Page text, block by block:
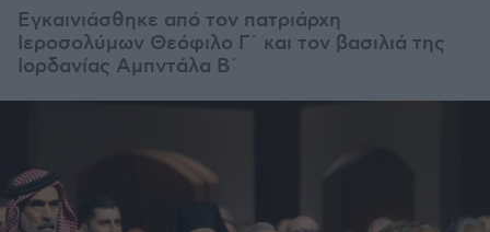
Εγκαινιάσθηκε από τον πατριάρχη
Ιεροσολύμων Θεόφιλο Γ΄ και τον βασιλιά της
Ιορδανίας Αμπντάλα Β΄